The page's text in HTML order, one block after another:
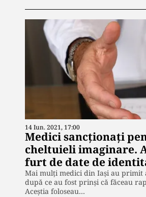
14 Iun. 2021, 17:00
Medici sancționați
cheltuieli imaginare.
furt de date de
Mai mulți medici din Iași au primit
după ce au fost prinși că făceau
Aceștia foloseau…